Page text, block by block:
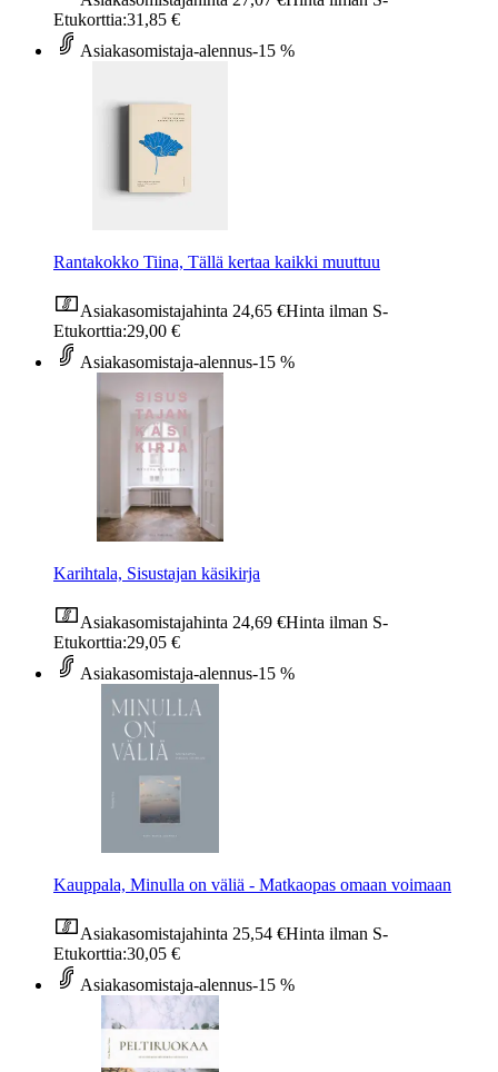
Etukorttia:31,85 €
Asiakasomistaja-alennus-15 %
Rantakokko Tiina, Tällä kertaa kaikki muuttuu
Asiakasomistajahinta 24,65 €Hinta ilman S-
Etukorttia:29,00 €
Asiakasomistaja-alennus-15 %
Karihtala, Sisustajan käsikirja
Asiakasomistajahinta 24,69 €Hinta ilman S-
Etukorttia:29,05 €
Asiakasomistaja-alennus-15 %
Kauppala, Minulla on väliä - Matkaopas omaan voimaan
Asiakasomistajahinta 25,54 €Hinta ilman S-
Etukorttia:30,05 €
Asiakasomistaja-alennus-15 %